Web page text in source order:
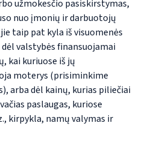
užmokesčio pasiskirstymas,
nuo įmonių ir darbuotojų
taip pat kyla iš visuomenės
valstybės finansuojamai
kai kuriuose iš jų
moterys (prisiminkime
arba dėl kainų, kurias piliečiai
paslaugas, kuriose
kirpykla, namų valymas ir